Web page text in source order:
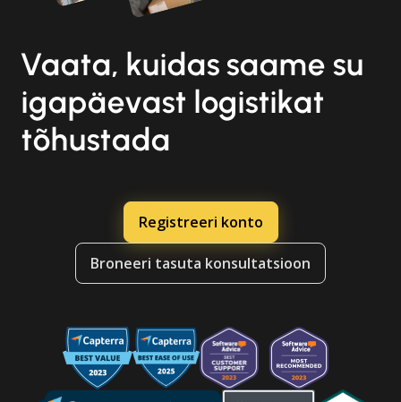
Vaata, kuidas saame su
igapäevast logistikat
tõhustada
Registreeri konto
Broneeri tasuta konsultatsioon